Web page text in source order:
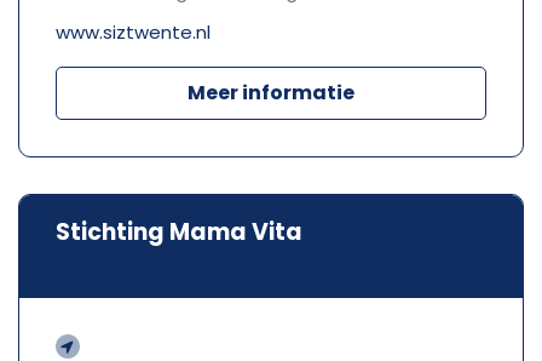
www.siztwente.nl
Meer informatie
Stichting Mama Vita